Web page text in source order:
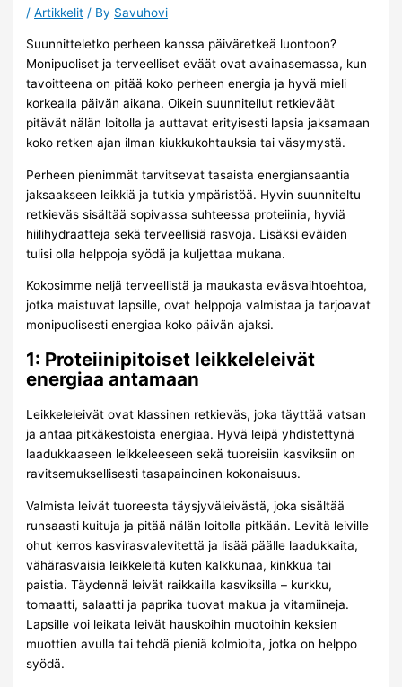
/Artikkelit / By Savuhovi
Suunnitteletko perheen kanssa päiväretkeä luontoon?
Monipuoliset ja terveelliset eväät ovat avainasemassa, kun
tavoitteena on pitää koko perheen energia ja hyvä mieli
korkealla päivän aikana. Oikein suunnitellut retkieväät
pitävät nälän loitolla ja auttavat erityisesti lapsia jaksamaan
koko retken ajan ilman kiukkukohtauksia tai väsymystä.
Perheen pienimmät tarvitsevat tasaista energiansaantia
jaksaakseen leikkiä ja tutkia ympäristöä. Hyvin suunniteltu
retkieväs sisältää sopivassa suhteessa proteiinia, hyviä
hiilihydraatteja sekä terveellisiä rasvoja. Lisäksi eväiden
tulisi olla helppoja syödä ja kuljettaa mukana.
Kokosimme neljä terveellistä ja maukasta eväsvaihtoehtoa,
jotka maistuvat lapsille, ovat helppoja valmistaa ja tarjoavat
monipuolisesti energiaa koko päivän ajaksi.
1: Proteiinipitoiset leikkeleleivät
energiaa antamaan
Leikkeleleivät ovat klassinen retkieväs, joka täyttää vatsan
ja antaa pitkäkestoista energiaa. Hyvä leipä yhdistettynä
laadukkaaseen leikkeleeseen sekä tuoreisiin kasviksiin on
ravitsemuksellisesti tasapainoinen kokonaisuus.
Valmista leivät tuoreesta täysjyväleivästä, joka sisältää
runsaasti kuituja ja pitää nälän loitolla pitkään. Levitä leiville
ohut kerros kasvirasvalevitettä ja lisää päälle laadukkaita,
vähärasvaisia leikkeleitä kuten kalkkunaa, kinkkua tai
paistia. Täydennä leivät raikkailla kasviksilla – kurkku,
tomaatti, salaatti ja paprika tuovat makua ja vitamiineja.
Lapsille voi leikata leivät hauskoihin muotoihin keksien
muottien avulla tai tehdä pieniä kolmioita, jotka on helppo
syödä.